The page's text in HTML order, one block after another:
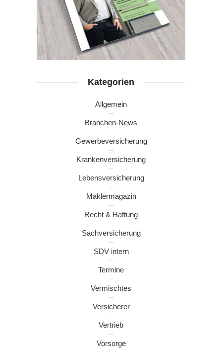
Kategorien
Allgemein
Branchen-News
Gewerbeversicherung
Krankenversicherung
Lebensversicherung
Maklermagazin
Recht & Haftung
Sachversicherung
SDV intern
Termine
Vermischtes
Versicherer
Vertrieb
Vorsorge